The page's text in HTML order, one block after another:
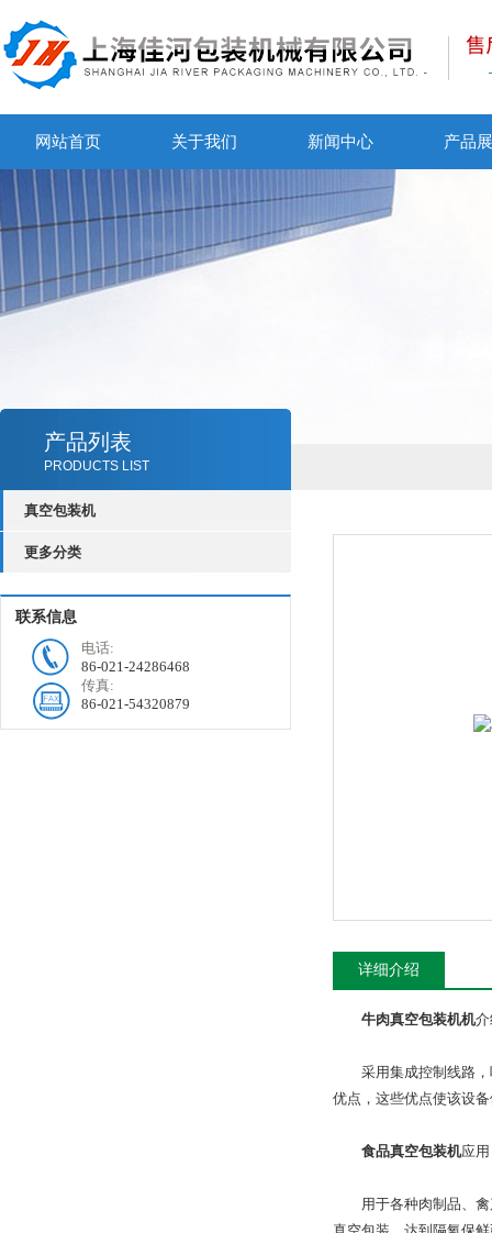
网站首页 关于我们 新闻中心 产品
产品列表
PRODUCTS LIST
真空包装机
更多分类
联系信息
电话:
86-021-24286468
传真:
86-021-54320879
详细介绍
牛肉真空包装机机
采用集成控制线路，
优点，这些优点使该设
食品真空包装机应用
用于各种肉制品、禽